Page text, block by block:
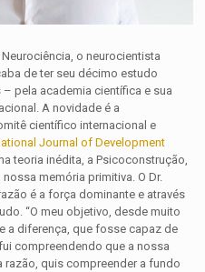
o neurocientista
de ter seu décimo estudo
pela academia científica e sua
A novidade é a
científico internacional e
Journal of Development
teoria inédita, a Psicoconstrução,
memória primitiva. O Dr.
é a força dominante e através
“O meu objetivo, desde muito
a diferença, que fosse capaz de
compreendendo que a nossa
razão, quis compreender a fundo